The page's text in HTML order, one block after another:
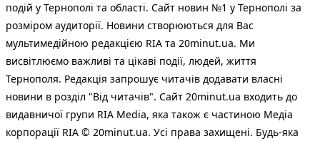
подій у Тернополі та області. Сайт новин №1 у Тернополі за
розміром аудиторії. Новини створюються для Вас
мультимедійною редакцією RIA та 20minut.ua. Ми
висвітлюємо важливі та цікаві події, людей, життя
Тернополя. Редакція запрошує читачів додавати власні
новини в розділ "Від читачів". Сайт 20minut.ua входить до
видавничої групи RIA Media, яка також є частиною Медіа
корпорації RIA © 20minut.ua. Усі права захищені. Будь-яка